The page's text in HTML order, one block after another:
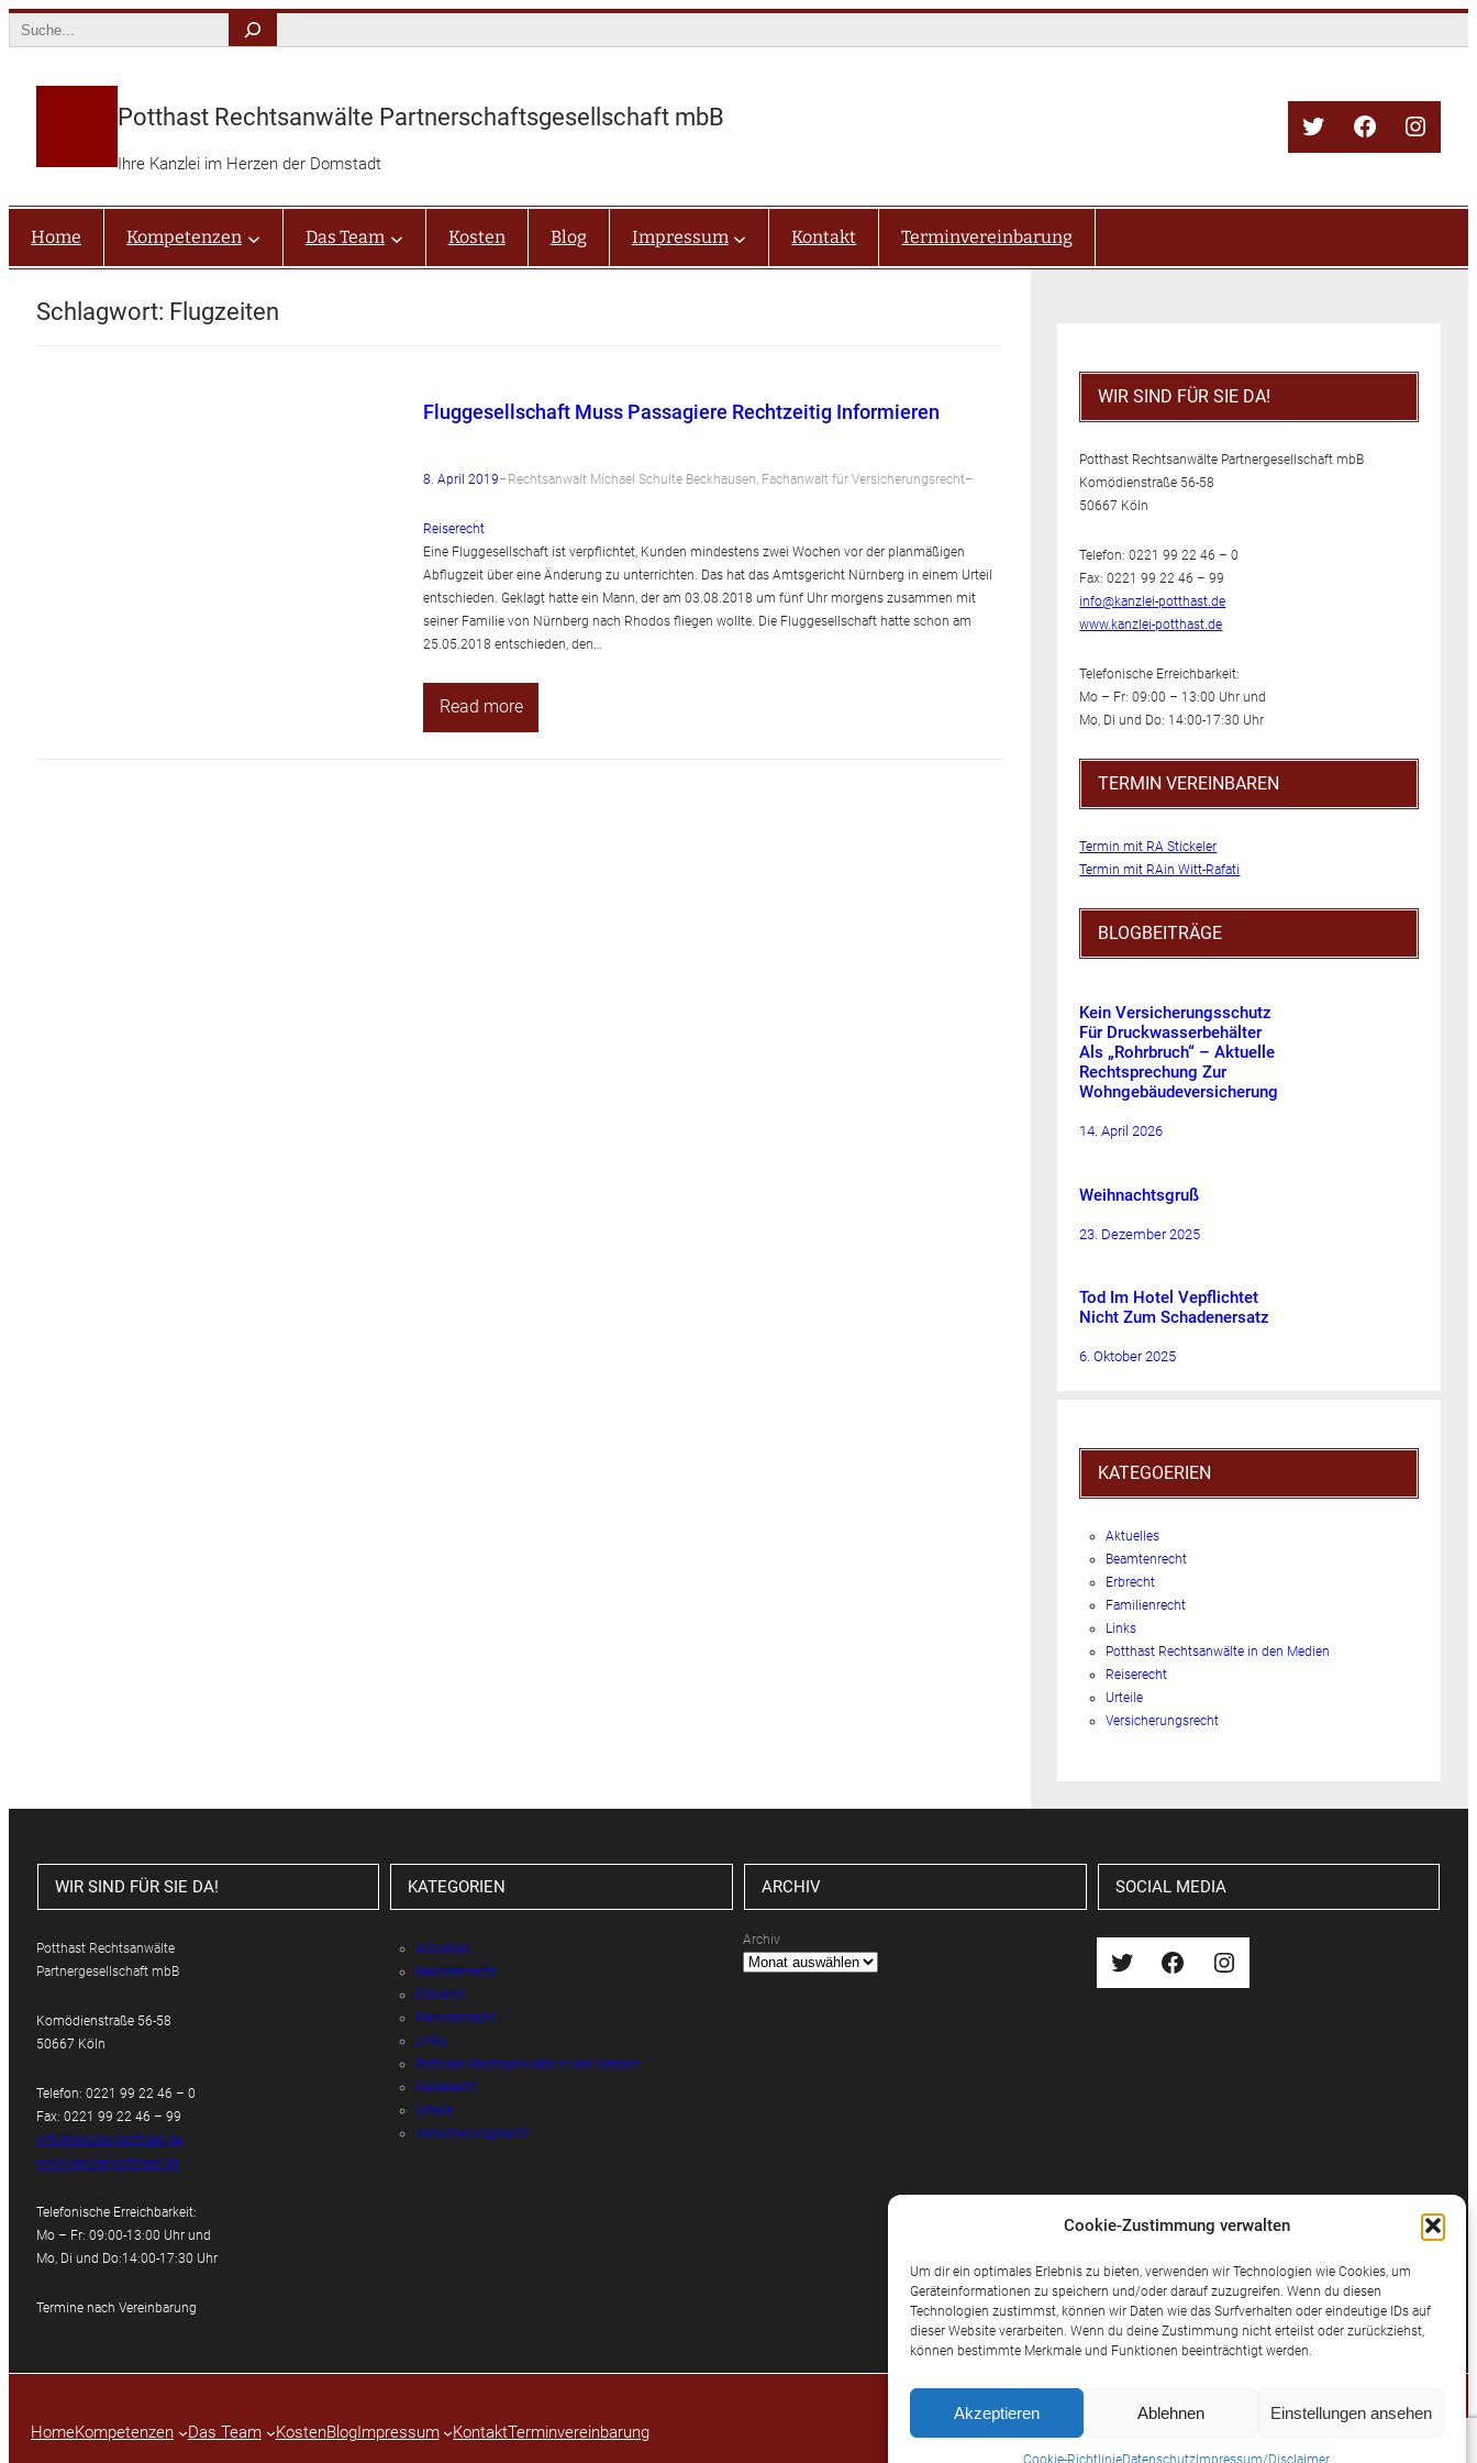
Cookie-Zustimmung verwalten
Um dir ein optimales Erlebnis zu bieten, verwenden wir Technologien wie Cookies, um
Geräteinformationen zu speichern und/oder darauf zuzugreifen. Wenn du diesen
Technologien zustimmst, können wir Daten wie das Surfverhalten oder eindeutige IDs auf
dieser Website verarbeiten. Wenn du deine Zustimmung nicht erteilst oder zurückziehst,
können bestimmte Merkmale und Funktionen beeinträchtigt werden.
Akzeptieren Ablehnen Einstellungen ansehen
Cookie-RichtlinieDatenschutz Impressum/Disclaimer
Search
Potthast Rechtsanwälte Partnerschaftsgesellschaft mbB
Ihre Kanzlei im Herzen der Domstadt
TwitterFacebook
Home Kompetenzen Das Team Kosten Blog Impressum Kontakt Terminvereinbarung
Schlagwort: Flugzeiten
Fluggesellschaft Muss Passagiere Rechtzeitig Informieren
8. April 2019–Rechtsanwalt Michael Schulte Beckhausen, Fachanwalt für Versicherungsrecht–
Reiserecht
Eine Fluggesellschaft ist verpflichtet, Kunden mindestens zwei Wochen vor der planmäßigen
Abflugzeit über eine Änderung zu unterrichten. Das hat das Amtsgericht Nürnberg in einem Urteil
entschieden. Geklagt hatte ein Mann, der am 03.08.2018 um fünf Uhr morgens zusammen mit
seiner Familie von Nürnberg nach Rhodos fliegen wollte. Die Fluggesellschaft hatte schon am
25.05.2018 entschieden, den…
Read more
WIR SIND FÜR SIE DA!
Potthast Rechtsanwälte Partnergesellschaft mbB
Komödienstraße 56-58
50667 Köln
Telefon: 0221 99 22 46 – 0
Fax: 0221 99 22 46 – 99
info@kanzlei-potthast.de
www.kanzlei-potthast.de
Telefonische Erreichbarkeit:
Mo – Fr: 09:00 – 13:00 Uhr und
Mo, Di und Do: 14:00-17:30 Uhr
TERMIN VEREINBAREN
Termin mit RA Stickeler
Termin mit RAin Witt-Rafati
BLOGBEITRÄGE
Kein Versicherungsschutz
Für Druckwasserbehälter
Als „Rohrbruch“ – Aktuelle
Rechtsprechung Zur
Wohngebäudeversicherung
14. April 2026
Weihnachtsgruß
23. Dezember 2025
Tod Im Hotel Vepflichtet
Nicht Zum Schadenersatz
6. Oktober 2025
KATEGOERIEN
Aktuelles
Beamtenrecht
Erbrecht
Familienrecht
Links
Potthast Rechtsanwälte in den Medien
Reiserecht
Urteile
Versicherungsrecht
WIR SIND FÜR SIE DA!
Potthast Rechtsanwälte
Partnergesellschaft mbB
Komödienstraße 56-58
50667 Köln
Telefon: 0221 99 22 46 – 0
Fax: 0221 99 22 46 – 99
info@kanzlei-potthast.de
www.kanzlei-potthast.de
Telefonische Erreichbarkeit:
Mo – Fr: 09:00-13:00 Uhr und
Mo, Di und Do:14:00-17:30 Uhr
Termine nach Vereinbarung
KATEGORIEN
Aktuelles
Beamtenrecht
Erbrecht
Familienrecht
Links
Potthast Rechtsanwälte in den Medien
Reiserecht
Urteile
Versicherungsrecht
ARCHIV
Archiv
SOCIAL MEDIA
Twitter Facebook Instagram
HomeKompetenzen Das Team KostenBlogImpressum KontaktTerminvereinbarung